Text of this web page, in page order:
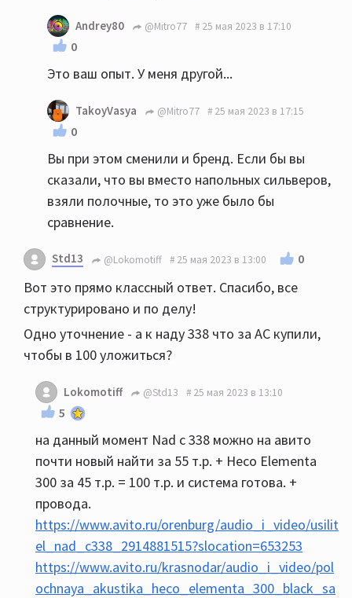
Andrey80 @Mitro77 25 мая 2023 в 17:10
0
Это ваш опыт. У меня другой...
TakoyVasya @Mitro77 25 мая 2023 в 17:15
0
Вы при этом сменили и бренд. Если бы вы
сказали, что вы вместо напольных сильверов,
взяли полочные, то это уже было бы
сравнение.
Std13 @Lokomotiff 25 мая 2023 в 13:00 0
Вот это прямо классный ответ. Спасибо, все
структурировано и по делу!
Одно уточнение - а к наду 338 что за АС купили,
чтобы в 100 уложиться?
Lokomotiff @Std13 25 мая 2023 в 13:10
5
на данный момент Nad c 338 можно на авито
почти новый найти за 55 т.р. + Heco Elementa
300 за 45 т.р. = 100 т.р. и система готова. +
провода.
https://www.avito.ru/orenburg/audio_i_video/usilit
el_nad_c338_2914881515?slocation=653253
https://www.avito.ru/krasnodar/audio_i_video/pol
ochnaya_akustika_heco_elementa_300_black_sa